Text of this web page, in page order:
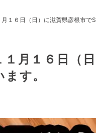
月１６日（日）に滋賀県彦根市で
１月１６日（
す。